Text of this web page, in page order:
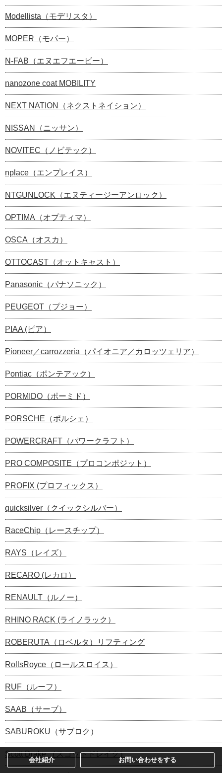
Modellista（モデリスタ）
MOPER（モパー）
N-FAB（エヌエフエービー）
nanozone coat MOBILITY
NEXT NATION（ネクストネイション）
NISSAN（ニッサン）
NOVITEC（ノビテック）
nplace（エンプレイス）
NTGUNLOCK（エヌティージーアンロック）
OPTIMA（オプティマ）
OSCA（オスカ）
OTTOCAST（オットキャスト）
Panasonic（パナソニック）
PEUGEOT（プジョー）
PIAA (ピア）
Pioneer／carrozzeria（パイオニア／カロッツェリア）
Pontiac（ポンテアック）
PORMIDO（ポーミド）
PORSCHE（ポルシェ）
POWERCRAFT（パワークラフト）
PRO COMPOSITE（プロコンポジット）
PROFIX (プロフィックス）
quicksilver（クイックシルバー）
RaceChip（レースチップ）
RAYS（レイズ）
RECARO (レカロ）
RENAULT（ルノー）
RHINO RACK (ライノラック）
ROBERUTA（ロベルタ）リフティング
RollsRoyce（ロールスロイス）
RUF（ルーフ）
SAAB（サーブ）
SABUROKU（サブロク）
Scott Drake （スコットドレイク）
会社紹介 お問い合わせをする